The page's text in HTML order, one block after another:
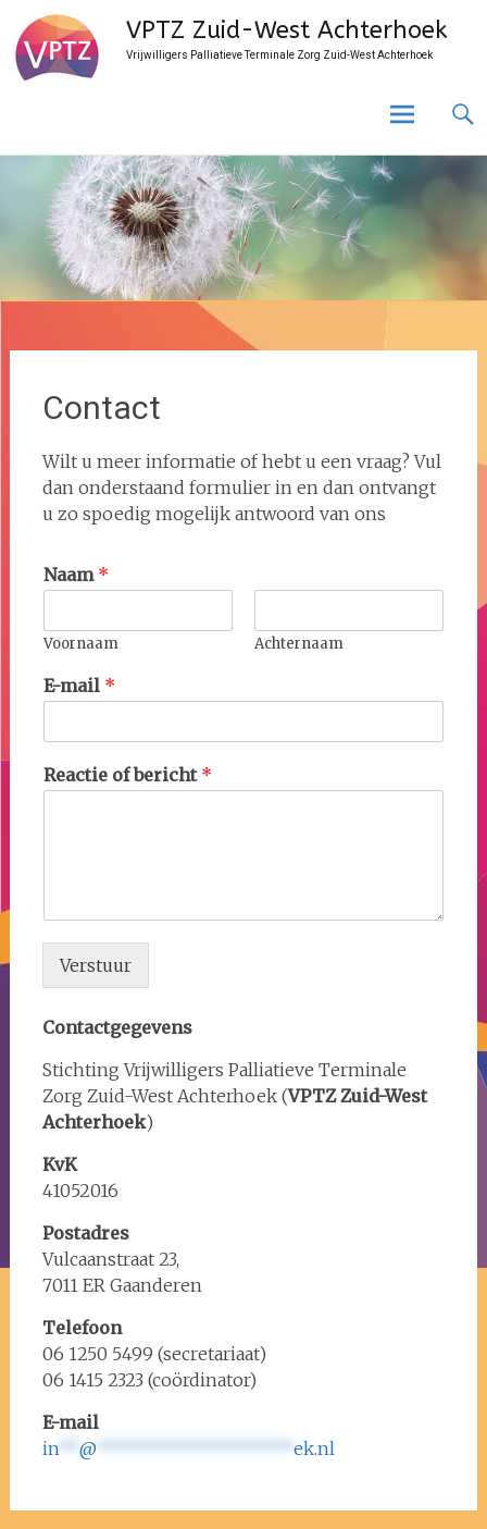
naar
de
VPTZ Zuid-West Achterhoek
Vrijwilligers Palliatieve Terminale Zorg Zuid-West Achterhoek
Contact
Wilt u meer informatie of hebt u een vraag? Vul
dan onderstaand formulier in en dan ontvangt
u zo spoedig mogelijk antwoord van ons
Naam *
Voornaam Achternaam
E-mail *
Reactie of bericht *
Verstuur
Contactgegevens
Stichting Vrijwilligers Palliatieve Terminale
Zorg Zuid-West Achterhoek (VPTZ Zuid-West
Achterhoek)
KvK
41052016
Postadres
Vulcaanstraat 23,
7011 ER Gaanderen
Telefoon
06 1250 5499 (secretariaat)
06 1415 2323 (coördinator)
E-mail
in** @******************** ek.nl